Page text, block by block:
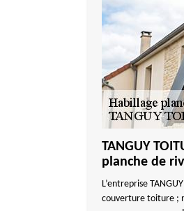
TANGUY
planche de
L’entreprise
couverture toiture ;